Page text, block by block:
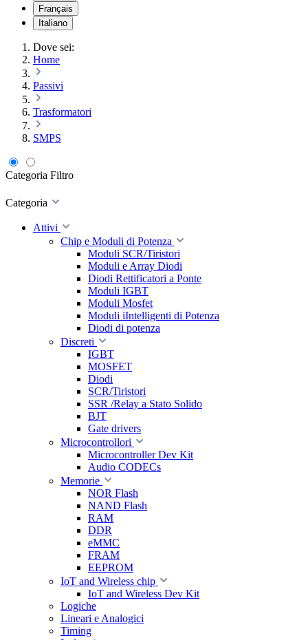
Français
Italiano
Dove sei:
Home
Passivi
Trasformatori
SMPS
Categoria Filtro
Categoria
Attivi
Chip e Moduli di Potenza
Moduli SCR/Tiristori
Moduli e Array Diodi
Diodi Rettificatori a Ponte
Moduli IGBT
Moduli Mosfet
Moduli iIntelligenti di Potenza
Diodi di potenza
Discreti
IGBT
MOSFET
Diodi
SCR/Tiristori
SSR /Relay a Stato Solido
BJT
Gate drivers
Microcontrollori
Microcontroller Dev Kit
Audio CODECs
Memorie
NOR Flash
NAND Flash
RAM
DDR
eMMC
FRAM
EEPROM
IoT and Wireless chip
IoT and Wireless Dev Kit
Logiche
Lineari e Analogici
Timing